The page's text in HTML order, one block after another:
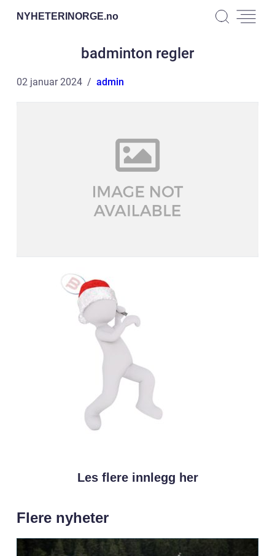
NYHETERINORGE.no
badminton regler
02 januar 2024 admin
Les flere innlegg her
Flere nyheter